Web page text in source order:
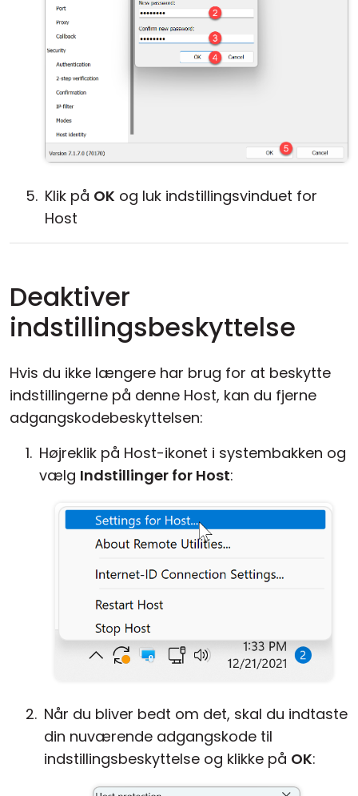
Klik på OK og luk indstillingsvinduet for
Host
Deaktiver
indstillingsbeskyttelse
Hvis du ikke længere har brug for at beskytte
indstillingerne på denne Host, kan du fjerne
adgangskodebeskyttelsen:
Højreklik på Host-ikonet i systembakken og
vælg Indstillinger for Host:
Når du bliver bedt om det, skal du indtaste
din nuværende adgangskode til
indstillingsbeskyttelse og klikke på OK: